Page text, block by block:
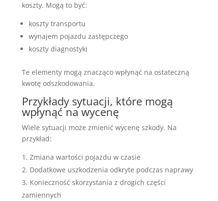
koszty. Mogą to być:
koszty transportu
wynajem pojazdu zastępczego
koszty diagnostyki
Te elementy mogą znacząco wpłynąć na ostateczną
kwotę odszkodowania.
Przykłady sytuacji, które mogą
wpłynąć na wycenę
Wiele sytuacji może zmienić wycenę szkody. Na
przykład:
Zmiana wartości pojazdu w czasie
Dodatkowe uszkodzenia odkryte podczas naprawy
Konieczność skorzystania z drogich części
zamiennych